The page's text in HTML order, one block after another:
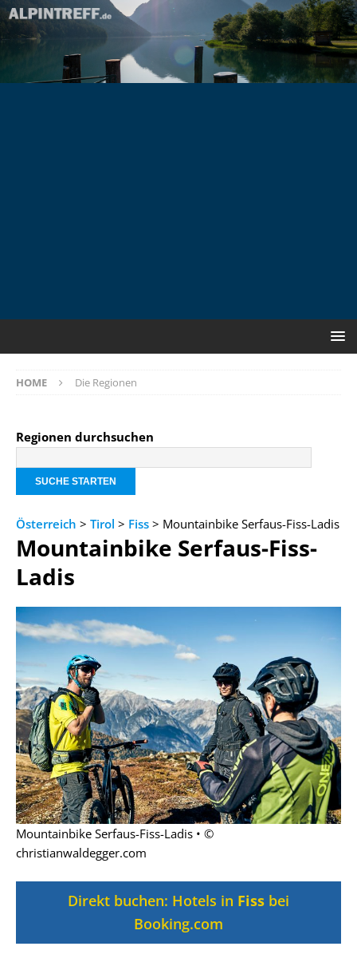
HOME Die Regionen
Regionen durchsuchen
Österreich > Tirol > Fiss > Mountainbike Serfaus-Fiss-Ladis
Mountainbike Serfaus-Fiss-
Ladis
Mountainbike Serfaus-Fiss-Ladis • ©
christianwaldegger.com
Direkt buchen: Hotels in Fiss bei
Booking.com